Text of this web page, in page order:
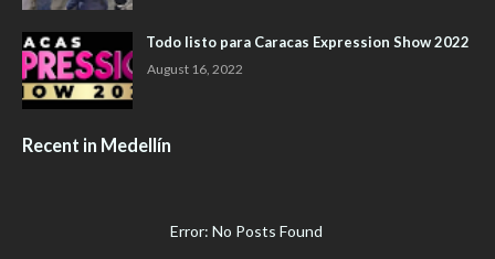
Todo listo para Caracas Expression Show 2022
August 16, 2022
Recent in Medellín
Error: No Posts Found